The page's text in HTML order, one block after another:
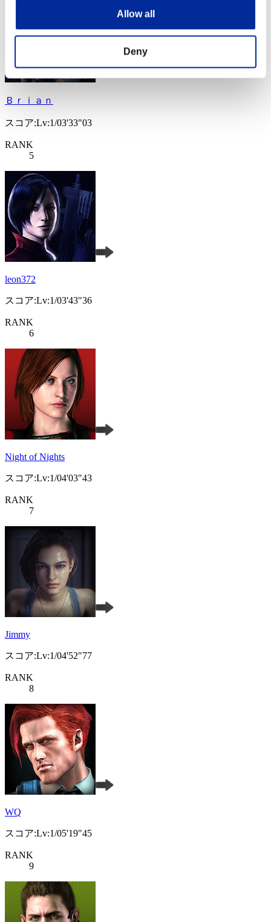
Allow all
Deny
Ｂｒｉａｎ
スコア:Lv:1/03'33"03
RANK
5
leon372
スコア:Lv:1/03'43"36
RANK
6
Night of Nights
スコア:Lv:1/04'03"43
RANK
7
Jimmy
スコア:Lv:1/04'52"77
RANK
8
WQ
スコア:Lv:1/05'19"45
RANK
9